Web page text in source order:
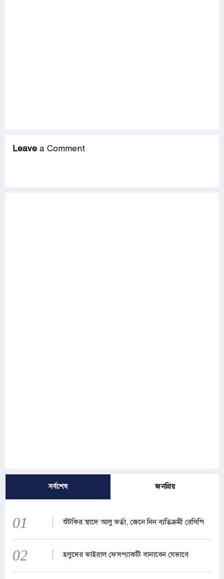
Leave a Comment
সর্বশেষ জনপ্রিয়
01 শুঁটকির স্বাদে আলু ভর্তা, জেনে নিন ব্যতিক্রমী রেসিপি
02 হলুদের ভাইরাল ফেসপ্যাকটি বানাবেন যেভাবে